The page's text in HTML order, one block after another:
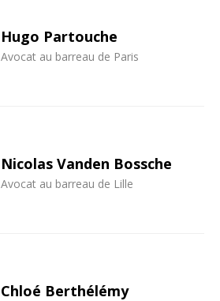
Hugo Partouche
Avocat au barreau de Paris
Nicolas Vanden Bossche
Avocat au barreau de Lille
Chloé Berthélémy